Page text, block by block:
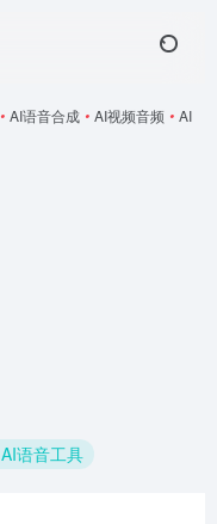
• AI语音合成 • AI视频音频 • AI
AI语音工具